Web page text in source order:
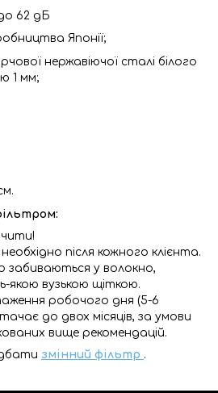
до 62 дБ
Японії;
нержавіючої сталі білого
1 мм;
після кожного клієнта.
забиваються у волокно,
вузькою щіткою.
робочого дня (5-6
до двох місяців, за умови
вище рекомендацій.
змінний фільтр .